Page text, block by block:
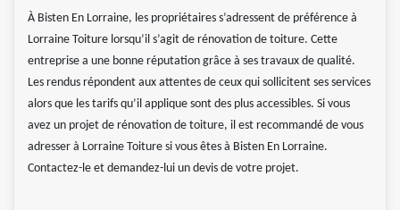
À Bisten En Lorraine, les propriétaires s’adressent de préférence à
Lorraine Toiture lorsqu’il s’agit de rénovation de toiture. Cette
entreprise a une bonne réputation grâce à ses travaux de qualité.
Les rendus répondent aux attentes de ceux qui sollicitent ses services
alors que les tarifs qu’il applique sont des plus accessibles. Si vous
avez un projet de rénovation de toiture, il est recommandé de vous
adresser à Lorraine Toiture si vous êtes à Bisten En Lorraine.
Contactez-le et demandez-lui un devis de votre projet.